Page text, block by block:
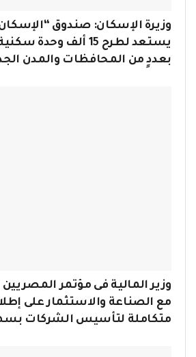
وزيرة الإسكان: صندوق
يستعد لطرح 15 ألف
بعددٍ من المحافظات والمدن
وزير المالية فى مؤتمر
مع الصناعة والاستثمار على
متكاملة لتأسيس الشركات